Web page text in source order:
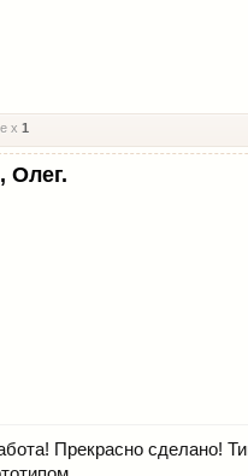
x 1
Олег.
Прекрасно сделано!